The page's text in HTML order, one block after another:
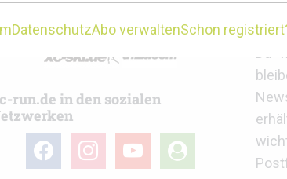
run.de in den sozialen
facebookinstagramyoutube
user-
circle
xc-
Du
DatenschutzAbo verwaltenSchon